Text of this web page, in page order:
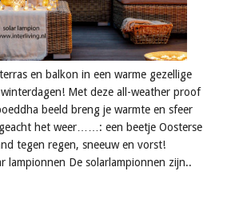
en balkon in een warme gezellige
Met deze all-weather proof
beeld breng je warmte en sfeer
het weer……: een beetje Oosterse
tegen regen, sneeuw en vorst!
lampionnen De solarlampionnen zijn..